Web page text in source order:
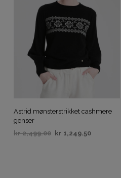
Astrid mønsterstrikket cashmere
genser
kr2,499.00 kr 1,249.50